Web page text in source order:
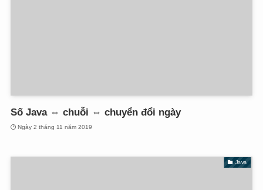
Số Java ⇔ chuỗi ⇔ chuyển đổi ngày
Ngày 2 tháng 11 năm 2019
Java